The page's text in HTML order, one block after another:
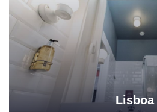
Lisboa